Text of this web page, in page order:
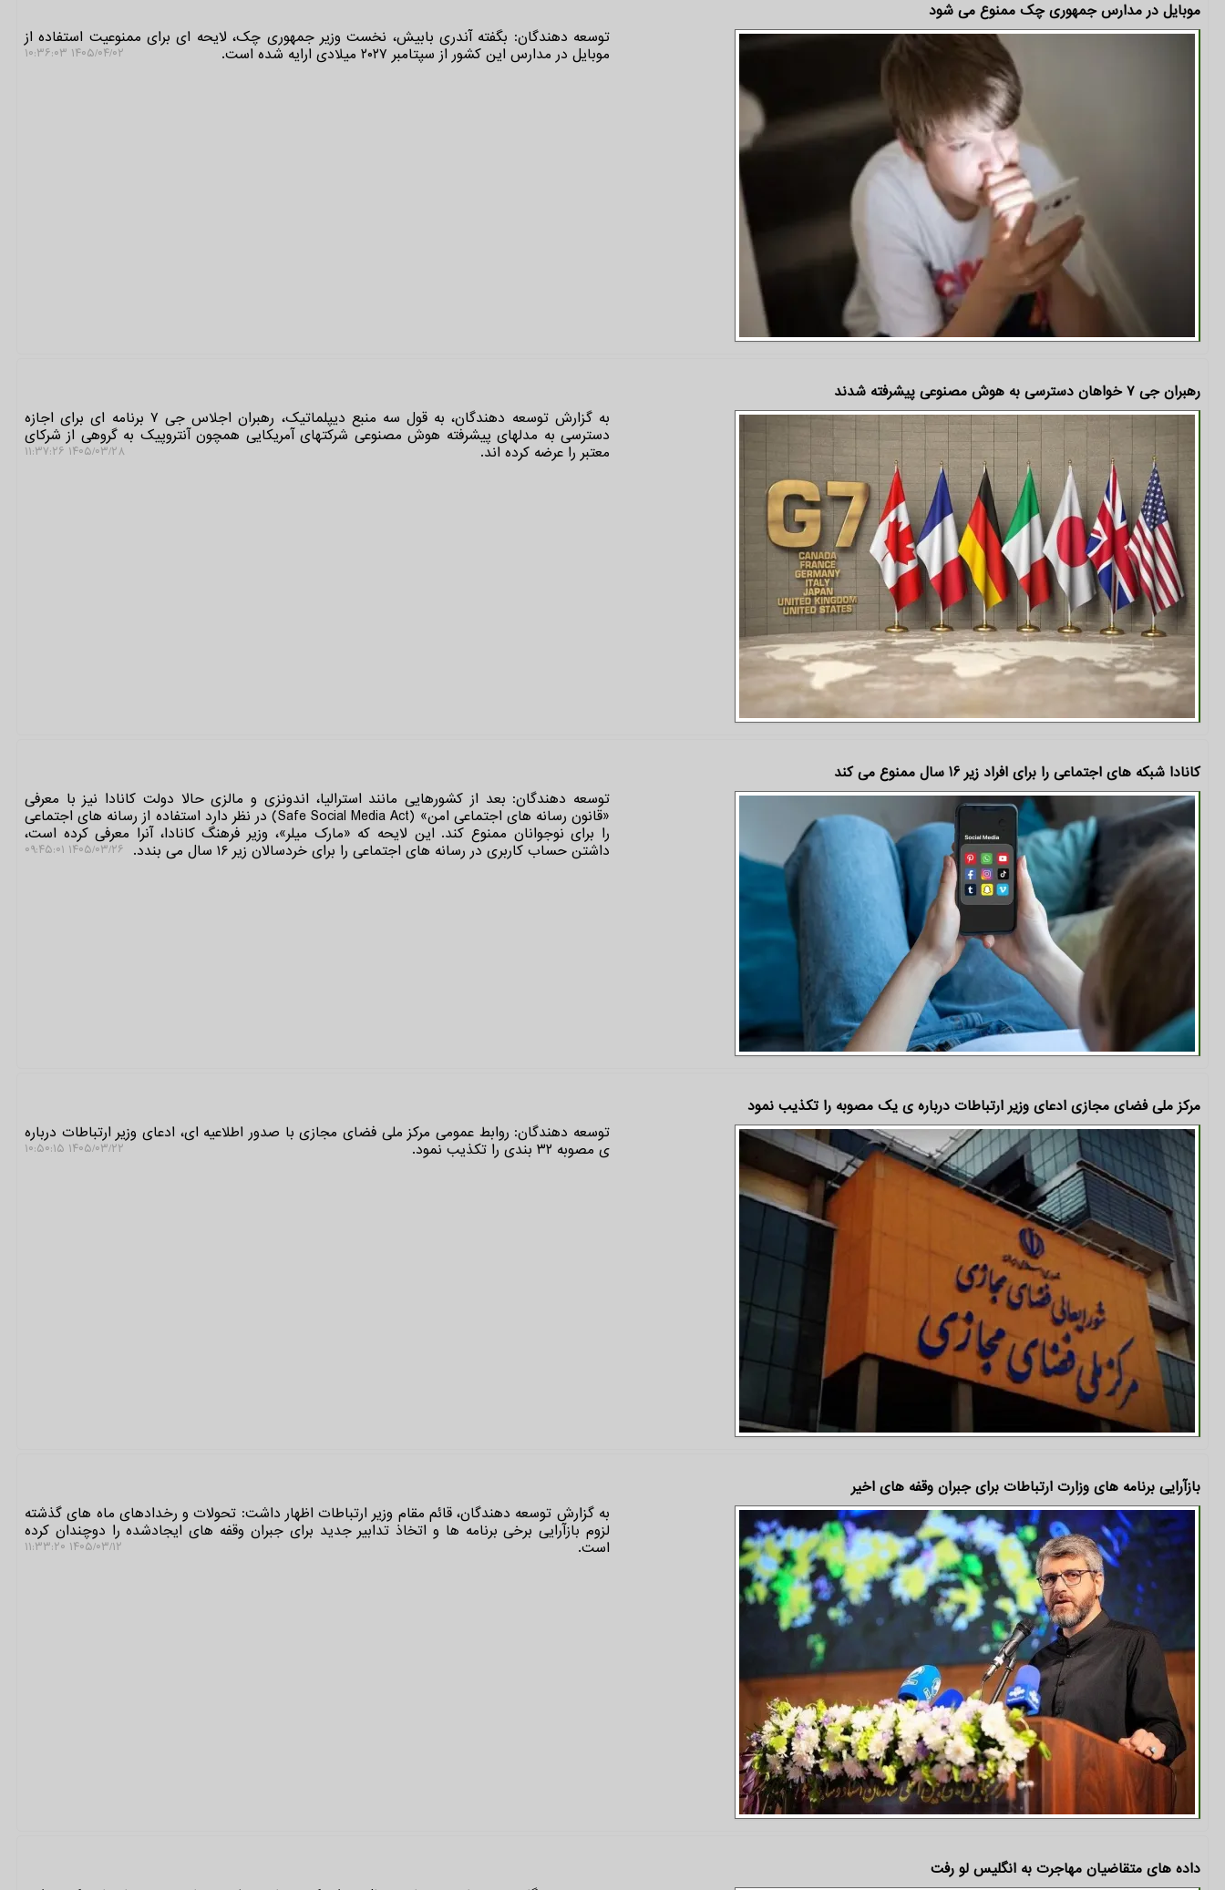
موبایل در مدارس جمهوری چک ممنوع می شود
توسعه دهندگان: بگفته آندری بابیش، نخست وزیر جمهوری چک، لایحه ای برای ممنوعیت استفاده از
موبایل در مدارس این کشور از سپتامبر ۲۰۲۷ میلادی ارایه شده است. ۱۴۰۵/۰۴/۰۲ ۱۰:۳۶:۰۳
رهبران جی ۷ خواهان دسترسی به هوش مصنوعی پیشرفته شدند
به گزارش توسعه دهندگان، به قول سه منبع دیپلماتیک، رهبران اجلاس جی ۷ برنامه ای برای اجازه
دسترسی به مدلهای پیشرفته هوش مصنوعی شرکتهای آمریکایی همچون آنتروپیک به گروهی از شرکای
معتبر را عرضه کرده اند. ۱۴۰۵/۰۳/۲۸ ۱۱:۳۷:۲۶
کانادا شبکه های اجتماعی را برای افراد زیر 16 سال ممنوع می کند
توسعه دهندگان: بعد از کشورهایی مانند استرالیا، اندونزی و مالزی حالا دولت کانادا نیز با معرفی
«قانون رسانه های اجتماعی امن» (Safe Social Media Act) در نظر دارد استفاده از رسانه های اجتماعی
را برای نوجوانان ممنوع کند. این لایحه که «مارک میلر»، وزیر فرهنگ کانادا، آنرا معرفی کرده است،
داشتن حساب کاربری در رسانه های اجتماعی را برای خردسالان زیر ۱۶ سال می بندد. ۱۴۰۵/۰۳/۲۶ ۰۹:۴۵:۰۱
مرکز ملی فضای مجازی ادعای وزیر ارتباطات درباره ی یک مصوبه را تکذیب نمود
توسعه دهندگان: روابط عمومی مرکز ملی فضای مجازی با صدور اطلاعیه ای، ادعای وزیر ارتباطات درباره
ی مصوبه ۳۲ بندی را تکذیب نمود. ۱۴۰۵/۰۳/۲۲ ۱۰:۵۰:۱۵
بازآرایی برنامه های وزارت ارتباطات برای جبران وقفه های اخیر
به گزارش توسعه دهندگان، قائم مقام وزیر ارتباطات اظهار داشت: تحولات و رخدادهای ماه های گذشته
لزوم بازآرایی برخی برنامه ها و اتخاذ تدابیر جدید برای جبران وقفه های ایجادشده را دوچندان کرده
است. ۱۴۰۵/۰۳/۱۲ ۱۱:۳۳:۲۰
داده های متقاضیان مهاجرت به انگلیس لو رفت